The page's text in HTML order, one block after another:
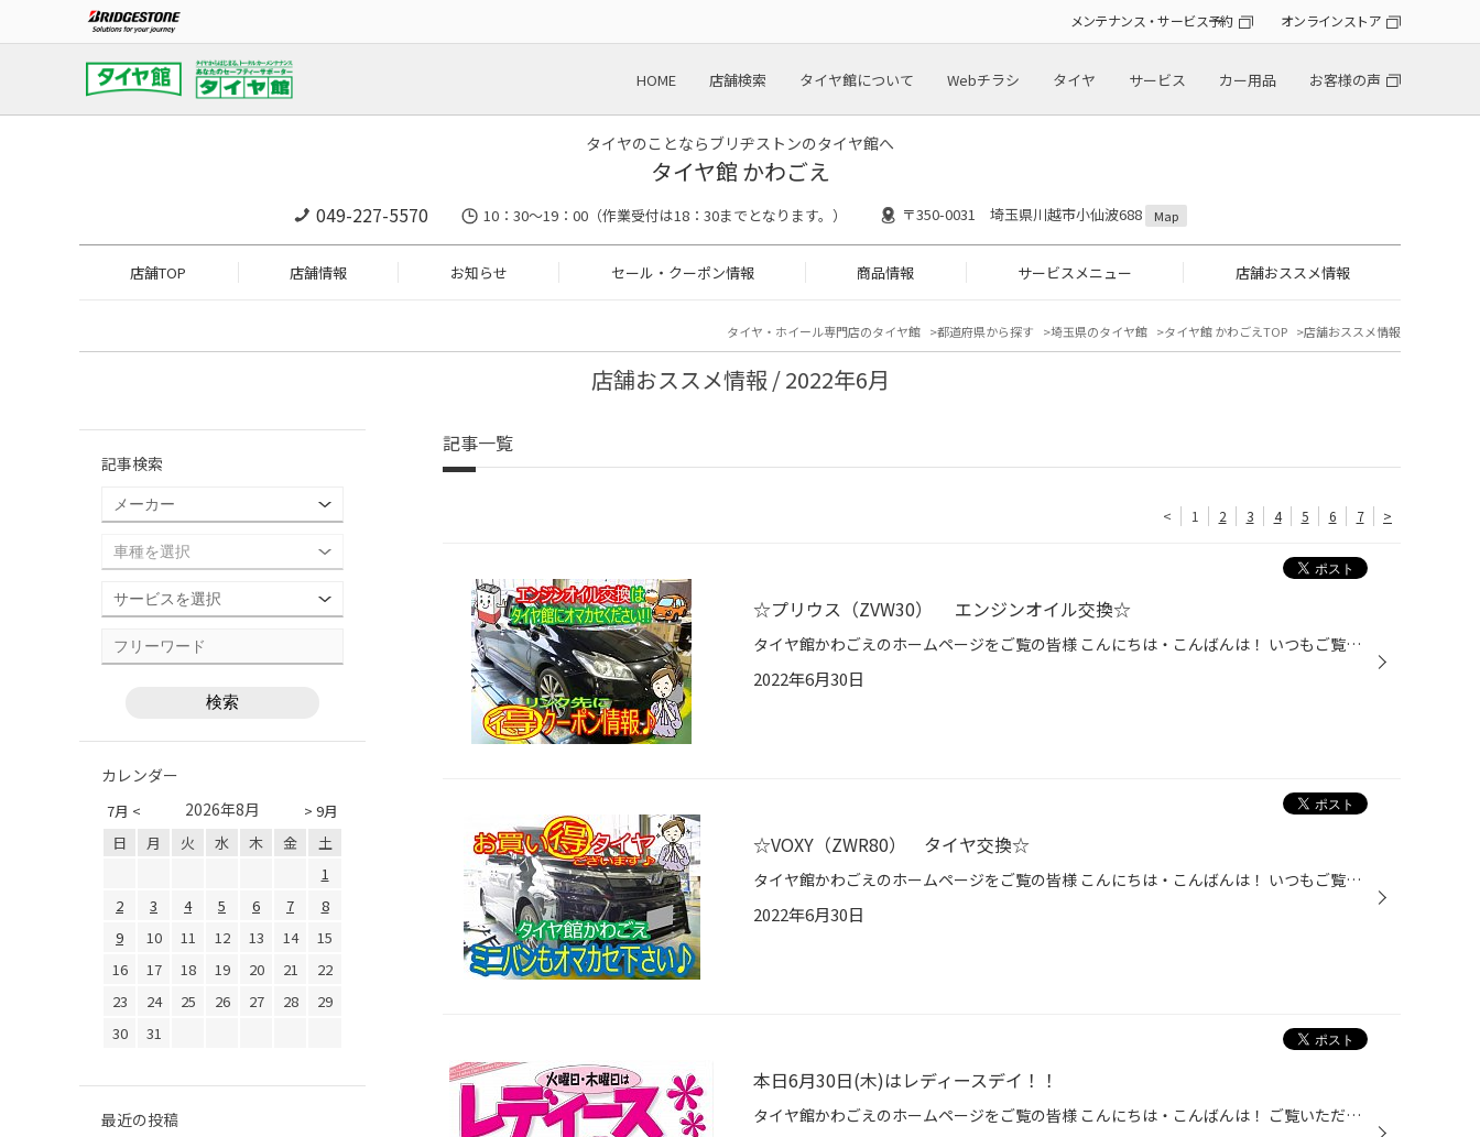
メンテナンス・サービス予約 オンラインストア
HOME 店舗検索 タイヤ館について Webチラシ タイヤ サービス カー用品 お客様の声
タイヤのことならブリヂストンのタイヤ館へ
タイヤ館 かわごえ
049-227-5570 10：30～19：00（作業受付は18：30までとなります。） 〒350-0031 埼玉県川越市小仙波688 Map
店舗TOP 店舗情報 お知らせ セール・クーポン情報 商品情報 サービスメニュー 店舗おススメ情報
タイヤ・ホイール専門店のタイヤ館 都道府県から探す 埼玉県のタイヤ館 タイヤ館 かわごえTOP 店舗おススメ情報
店舗おススメ情報 / 2022年6月
記事一覧
< 1 2 3 4 5 6 7 >
☆プリウス（ZVW30） エンジンオイル交換☆
タイヤ館かわごえのホームページをご覧の皆様 こんにちは・こんばんは！ いつもご覧いただきありがとうございます！！ 本日はトヨタ・プリウスのエンジンオイル交換をご紹介です。 （投稿の最後にお得な情報もございます♪） 今回のエンジンオイル交換はドレンボルトを取り外して下抜きしました。 オ...
2022年6月30日
☆VOXY（ZWR80） タイヤ交換☆
タイヤ館かわごえのホームページをご覧の皆様 こんにちは・こんばんは！ いつもご覧いただきありがとうございます！！ 本日はトヨタ・VOXYのタイヤ交換の紹介です。 WEBよりご予約いただいてご来店いただきました。 スタッドレスタイヤからの履き替え＆ノーマルタイヤの交換ご希望だったのですが、...
2022年6月30日
本日6月30日(木)はレディースデイ！！
タイヤ館かわごえのホームページをご覧の皆様 こんにちは・こんばんは！ ご覧いただき誠にありがとうございます！！ 毎週、火曜日と、木曜日は、レディースデイを開催しております。 女性の方ご来店で、オイル交換が通常価格よりお求めやすくなり、 男性の方ご来店でも、女性の方と同伴であれば、レ...
記事検索
カレンダー
7月 < > 9月
2026年8月
日 月 火 水 木 金
土
1
2
3 4 5 6 7
8
9
10 11 12 13 14
15
16
17 18 19 20 21
22
23
24 25 26 27 28
29
30
31
最近の投稿